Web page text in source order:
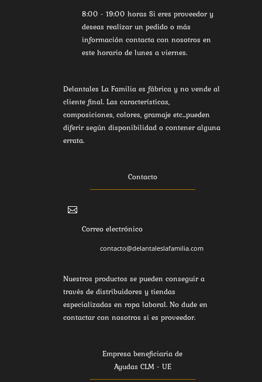
8:00 - 19:00 horas Si eres proveedor y
deseas realizar un pedido o más
información contacta con nosotros en
este horario de lunes a viernes.
Delantales La Familia es fábrica y no vende al
cliente final. Las características,
composiciones, colores, gramaje etc...pueden
diferir según disponibilidad o contener alguna
errata.
Contacto

Correo electrónico
contacto@delantaleslafamilia.com
Nuestros productos se pueden conseguir a
través de distribuidores y tiendas
especializadas en ropa laboral. No dude en
contactar con nosotros si es proveedor.
Empresa beneficiaria de
Ayudas CLM - UE